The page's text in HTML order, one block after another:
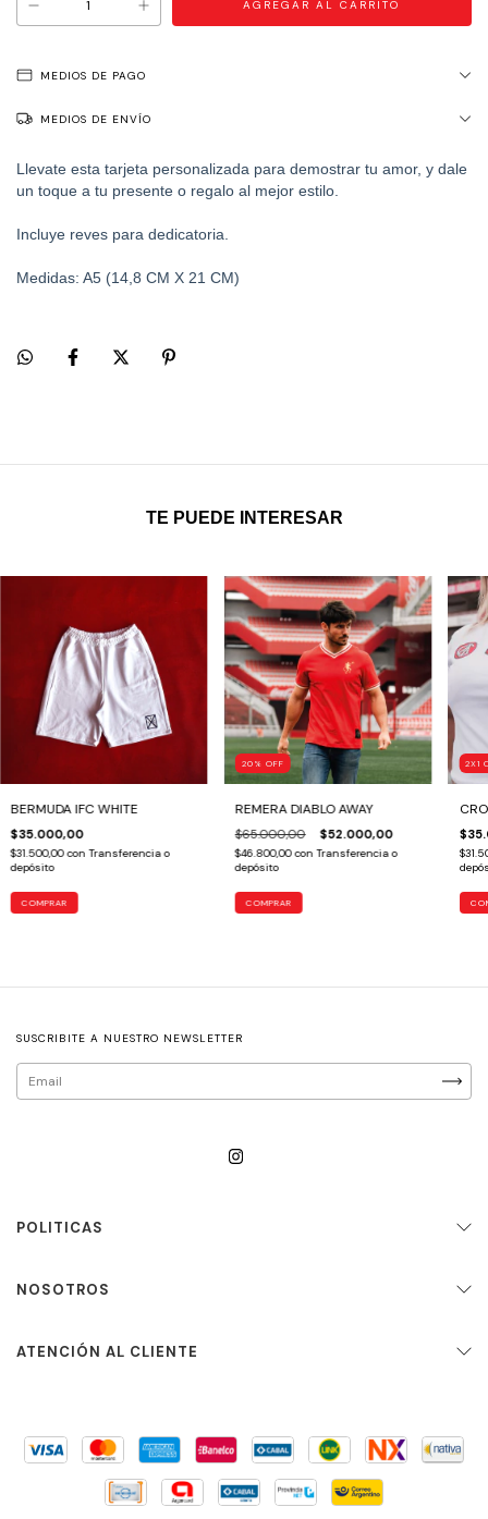
MEDIOS DE PAGO
MEDIOS DE ENVÍO
Llevate esta tarjeta personalizada para demostrar tu amor, y dale
un toque a tu presente o regalo al mejor estilo.
Incluye reves para dedicatoria.
Medidas: A5 (14,8 CM X 21 CM)
TE PUEDE INTERESAR
BERMUDA IFC WHITE
$35.000,00
$31.500,00con Transferencia o
depósito
COMPRAR
20 % OFF
REMERA DIABLO AWAY
$65.000,00 $52.000,00
$46.800,00con Transferencia o
depósito
COMPRAR
2X1
SUSCRIBITE A NUESTRO NEWSLETTER
POLITICAS
NOSOTROS
ATENCIÓN AL CLIENTE